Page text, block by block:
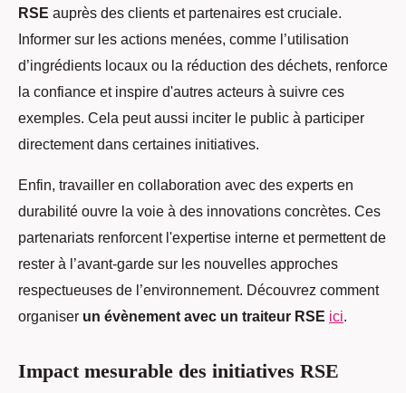
RSE auprès des clients et partenaires est cruciale.
Informer sur les actions menées, comme l’utilisation
d’ingrédients locaux ou la réduction des déchets, renforce
la confiance et inspire d'autres acteurs à suivre ces
exemples. Cela peut aussi inciter le public à participer
directement dans certaines initiatives.
Enfin, travailler en collaboration avec des experts en
durabilité ouvre la voie à des innovations concrètes. Ces
partenariats renforcent l'expertise interne et permettent de
rester à l’avant-garde sur les nouvelles approches
respectueuses de l’environnement. Découvrez comment
organiser un évènement avec un traiteur RSE ici.
Impact mesurable des initiatives RSE